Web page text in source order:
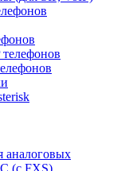
аналоговых
(с FXS)